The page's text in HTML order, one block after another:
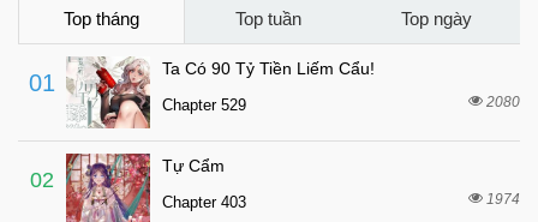
Top tháng Top tuần Top ngày
01
Ta Có 90 Tỷ Tiền Liếm Cẩu!
Chapter 529 2080
02
Tự Cẩm
Chapter 403 1974